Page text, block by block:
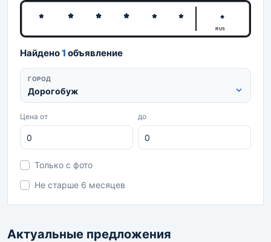
RUS
Найдено1 объявление
ГОРОД
Дорогобуж
Цена от до
Только с фото
Не старше 6 месяцев
Актуальные предложения